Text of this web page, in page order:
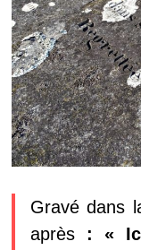
Gravé dans
après : «